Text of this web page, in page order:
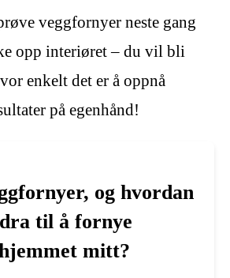
veggfornyer neste gang
opp interiøret – du vil bli
enkelt det er å oppnå
på egenhånd!
og hvordan
til å fornye
mitt?